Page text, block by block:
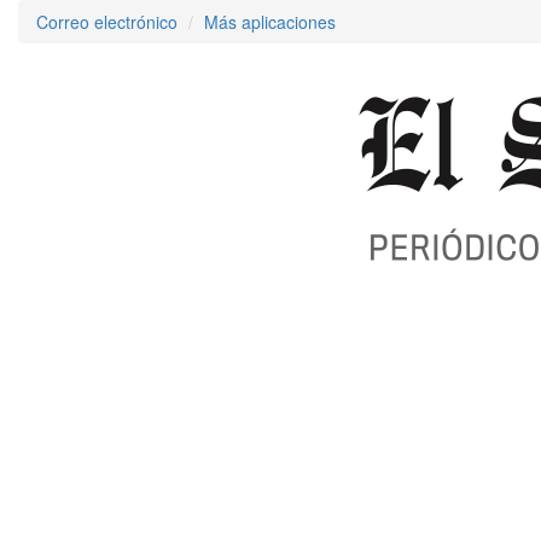
Correo electrónico Más aplicaciones